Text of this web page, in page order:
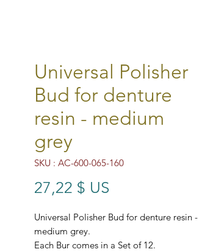
Universal Polisher
Bud for denture
resin - medium
grey
SKU : AC-600-065-160
27,22 $ US
Universal Polisher Bud for denture resin -
medium grey.
Each Bur comes in a Set of 12.